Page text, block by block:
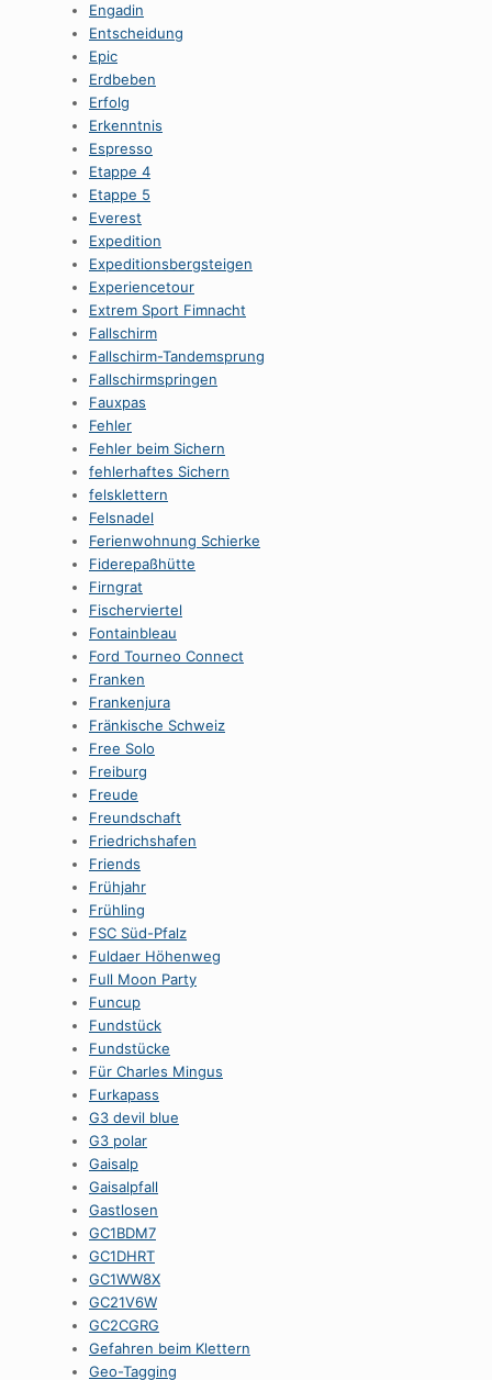
Engadin
Entscheidung
Epic
Erdbeben
Erfolg
Erkenntnis
Espresso
Etappe 4
Etappe 5
Everest
Expedition
Expeditionsbergsteigen
Experiencetour
Extrem Sport Fimnacht
Fallschirm
Fallschirm-Tandemsprung
Fallschirmspringen
Fauxpas
Fehler
Fehler beim Sichern
fehlerhaftes Sichern
felsklettern
Felsnadel
Ferienwohnung Schierke
Fiderepaßhütte
Firngrat
Fischerviertel
Fontainbleau
Ford Tourneo Connect
Franken
Frankenjura
Fränkische Schweiz
Free Solo
Freiburg
Freude
Freundschaft
Friedrichshafen
Friends
Frühjahr
Frühling
FSC Süd-Pfalz
Fuldaer Höhenweg
Full Moon Party
Funcup
Fundstück
Fundstücke
Für Charles Mingus
Furkapass
G3 devil blue
G3 polar
Gaisalp
Gaisalpfall
Gastlosen
GC1BDM7
GC1DHRT
GC1WW8X
GC21V6W
GC2CGRG
Gefahren beim Klettern
Geo-Tagging